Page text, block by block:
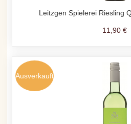
Leitzgen Spielerei Riesling
11,90 €
Ausverkauft